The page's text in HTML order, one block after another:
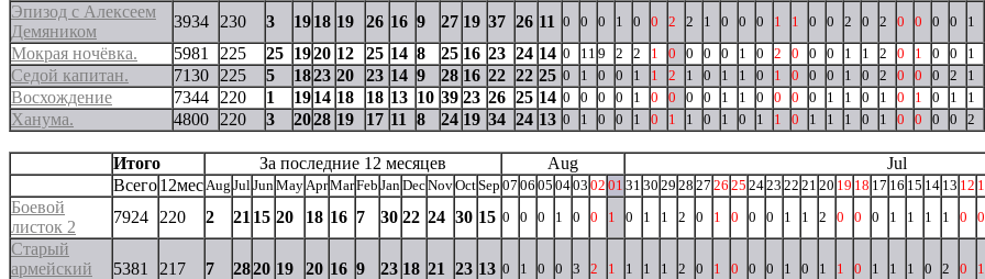
Эпизод с Алексеем
Демяником
3934 230 3 1918 19 26 16 9 27 19 37 26 11 0 0 0 1 0 0 2 2 1 0 0 0 1 1 0 0 2 0 2 0 0 0 0 1
Мокрая ночёвка. 5981 225 25 1920 12 25 14 8 25 16 23 24 14 0 11 9 2 2 1 0 0 0 0 1 0 2 0 0 0 1 1 2 0 1 0 0 1
Седой капитан. 7130 225 5 1823 20 23 14 9 28 16 22 22 25 0 1 0 0 1 1 2 1 0 1 1 0 1 0 0 0 1 0 2 0 0 0 2 1
Восхождение 7344 220 1 1914 18 18 13 10 39 23 26 25 14 0 0 0 0 1 0 0 0 0 1 1 0 0 0 0 1 1 0 1 0 1 0 1 1
Ханума. 4800 220 3 2028 19 17 11 8 24 19 34 24 13 0 1 0 0 1 0 1 1 0 1 0 1 1 0 1 1 1 0 1 0 0 0 0 2
Итого За последние 12 месяцев Aug Jul
Всего12мес Aug Jul Jun May AprMarFeb Jan DecNovOctSep 07 06 05 0403 02 01 31 30 29 28 27 26 25 2423 22 21 20 19 18 17 16 15 14 13 12
Боевой
листок 2
7924 220 2 21 15 20 18 16 7 30 22 24 30 15 0 0 0 1 0 0 1 0 1 1 2 0 1 0 0 0 1 1 2 0 0 0 1 1 1 1 0 0
Старый
армейский
5381 217 7 2820 19 20 16 9 23 18 21 23 13 0 1 0 0 3 2 1 1 1 1 2 0 1 0 0 0 1 0 1 1 0 1 1 1 0 2 0 1